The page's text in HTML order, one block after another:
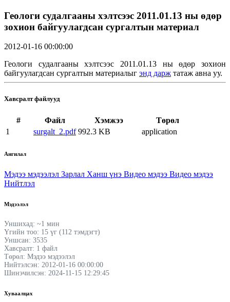
Геологи судалгааны хэлтсээс 2011.01.13 ны өдөр
зохион байгуулагдсан сургалтын материал
2012-01-16 00:00:00
Геологи судалгааны хэлтсээс 2011.01.13 ны өдөр зохион
байгуулагдсан сургалтын материалыг энд дарж татаж авна уу.
Хавсралт файлууд
# Файл Хэмжээ
Төрөл
1
surgalt_2.pdf 992.3 KB application
Ангилал
Мэдээ мэдээлэл Зарлал Ханш үнэ Видео мэдээ Видео мэдээ
Нийтлэл
Мэдээлэл
Уншихад: ~1 мин
Үгийн тоо: 15 үг (112 тэмдэгт)
Уншсан: 3535
Хавсралт: 1 файл
Төрөл: Мэдээ мэдээлэл
Нийтэлсэн: 2012-01-16 00:00:00
Шинэчилсэн: 2024-11-15 12:29:45
Хуваалцах